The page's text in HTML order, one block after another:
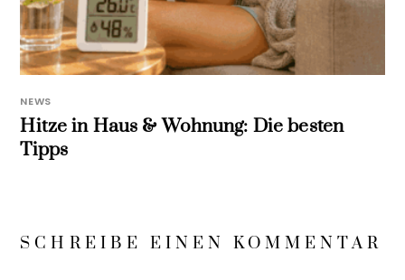
NEWS
Hitze in Haus & Wohnung: Die besten
Tipps
SCHREIBE EINEN KOMMENTAR